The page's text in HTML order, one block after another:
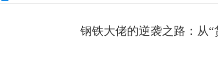
钢铁大佬的逆袭之路：从“